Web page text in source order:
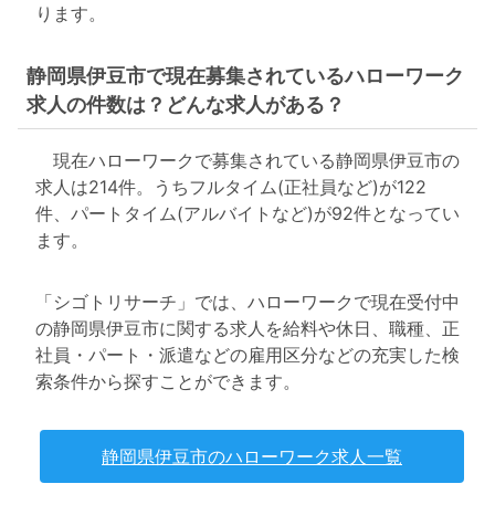
ります。
静岡県伊豆市で現在募集されているハローワーク
求人の件数は？どんな求人がある？
現在ハローワークで募集されている静岡県伊豆市の
求人は214件。うちフルタイム(正社員など)が122
件、パートタイム(アルバイトなど)が92件となってい
ます。
「シゴトリサーチ」では、ハローワークで現在受付中
の静岡県伊豆市に関する求人を給料や休日、職種、正
社員・パート・派遣などの雇用区分などの充実した検
索条件から探すことができます。
静岡県伊豆市のハローワーク求人一覧